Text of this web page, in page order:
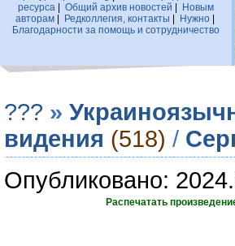
ресурса
Общий архив новостей
Новым
авторам| Редколлегия, контакты Нужно|
Благодарности за помощь и сотрудничество
??? »
видения (518) /
Опубликовано:
Распечатать